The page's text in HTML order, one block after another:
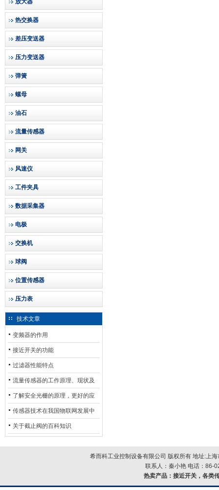
放大器
热交换器
差压变送器
压力变送器
弹簧
螺母
油石
流量传感器
网关
风速仪
工件夹具
数据采集器
电极
交换机
球阀
位置传感器
压力表
技术文章
变频器的作用
接近开关的功能
过滤器性能特点
流量传感器的工作原理、现状及
其发展前景
了解安全光栅的原理，更好的应
用安全光栅
传感器技术在我国物联网发展中
的地位*
关于截止阀的百科知识
希而科工业控制设备有限公司 版权所有 地址:上
联系人：秦小艳 电话：86-
热卖产品： 接近开关，各类